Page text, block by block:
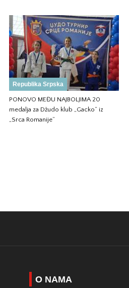
Republika Srpska
PONOVO MEĐU NAJBOLJIMA 20
medalja za Džudo klub „Gacko“ iz
„Srca Romanije“
O NAMA